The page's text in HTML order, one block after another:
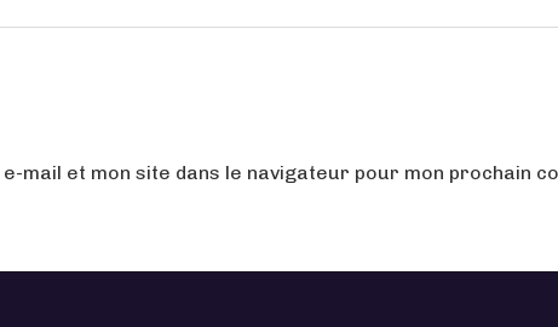
mail et mon site dans le navigateur pour mon prochain